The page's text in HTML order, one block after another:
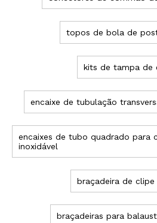
topos de bola de
kits de tampa de
encaixe de tubulação
encaixes de tubo quadrado para
inoxidável
braçadeira de clipe
braçadeiras para